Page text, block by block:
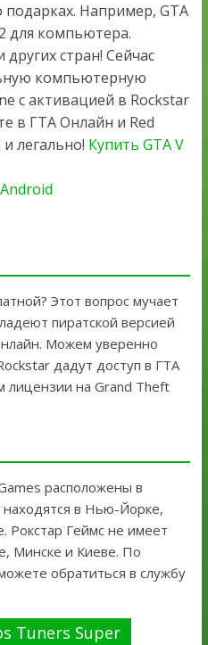
подарках. Например, GTA
для компьютера.
стран! Сейчас
компьютерную
с активацией в Rockstar
в ГТА Онлайн и Red
легально! Купить GTA V
Этот вопрос мучает
пиратской версией
Можем уверенно
дадут доступ в ГТА
лицензии на Grand Theft
расположены в
в Нью-Йорке,
Геймс не имеет
Минске и Киеве. По
обратиться в службу
Tuners Super